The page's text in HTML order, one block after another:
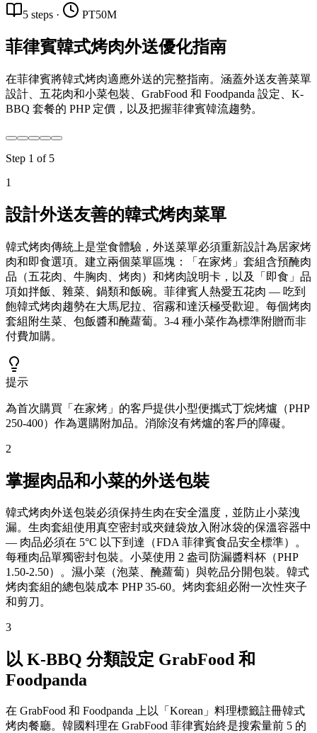
5 steps · PT50M
菲律賓韓式烤肉外送優化指南
在菲律賓將韓式烤肉適應外送的完整指南。涵蓋外送友善菜單
設計、五花肉和小菜包裝、GrabFood 和 Foodpanda 設定、K-
BBQ 套餐的 PHP 定價，以及把握菲律賓韓流趨勢。
Step 1 of 5
1
設計外送友善的韓式烤肉菜單
韓式烤肉傳統上是堂食體驗，外送菜單必須重新設計為居家烤
肉和即食選項。建立兩個菜單區塊：「在家烤」套組含預醃肉
品（五花肉、牛胸肉、烤肉）和烤肉說明卡，以及「即食」品
項如拌飯、雜菜、鍋類和飯碗。菲律賓人熱愛五花肉 — 吃到
飽韓式烤肉趨勢在大馬尼拉、宿霧和達沃極受歡迎。每個烤肉
套組附生菜、包飯醬和醃蘿蔔。3-4 種小菜作為標準附贈而非
付費加購。
提示
為首次購買「在家烤」的客戶提供小型便攜式丁烷烤爐（PHP
250-400）作為選購附加品。消除沒有烤爐的客戶的障礙。
2
掌握肉品和小菜的外送包裝
韓式烤肉外送包裝必須保持生肉在安全溫度，並防止小菜洩
漏。生肉套組使用真空密封或夾鏈袋放入附冰袋的保溫容器中
— 肉品必須在 5°C 以下到達（FDA 菲律賓食品安全標準）。
每種肉品單獨密封包裝。小菜使用 2 盎司防漏醬料杯（PHP
1.50-2.50）。濕小菜（泡菜、醃蘿蔔）與乾品分開包裝。韓式
烤肉套組的總包裝成本 PHP 35-60。烤肉套組必附一次性夾子
和剪刀。
3
以 K-BBQ 分類設定 GrabFood 和
Foodpanda
在 GrabFood 和 Foodpanda 上以「Korean」料理標籤註冊韓式
烤肉餐廳。韓國料理在 GrabFood 菲律賓始終是搜索量前 5 的